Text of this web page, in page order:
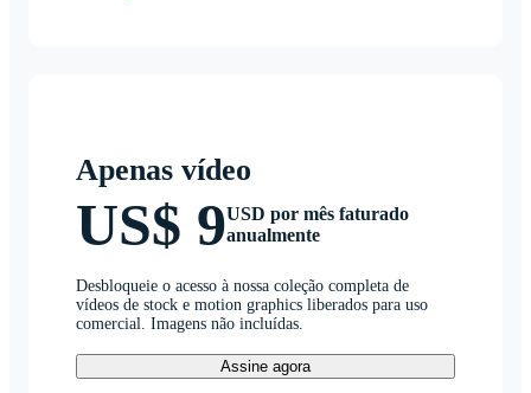
Apenas vídeo
US$ 9USD por mês faturado
anualmente
Desbloqueie o acesso à nossa coleção completa de
vídeos de stock e motion graphics liberados para uso
comercial. Imagens não incluídas.
Assine agora